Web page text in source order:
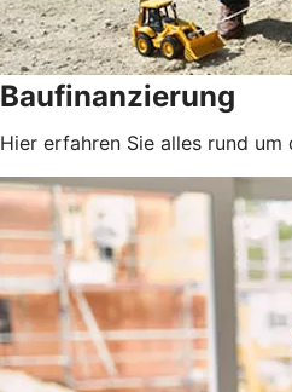
Baufinanzierung
Hier erfahren Sie alles rund